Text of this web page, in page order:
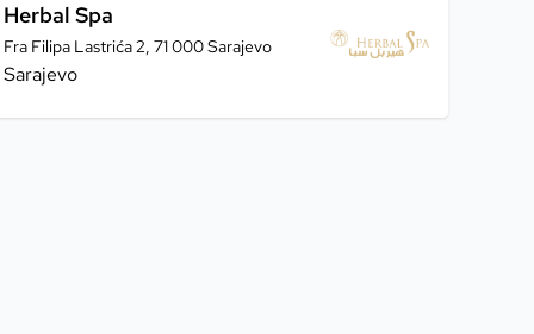
Herbal Spa
Fra Filipa Lastrića 2, 71 000 Sarajevo
Sarajevo